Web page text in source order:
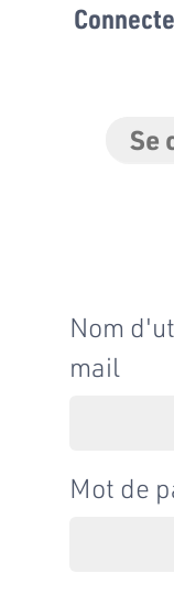
Se
Nom
mail
Mot de